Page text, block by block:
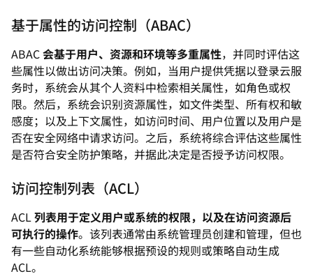
基于属性的访问控制（ABAC）
ABAC会基于用户、资源和环境等多重属性，并同时评估这
些属性以做出访问决策。例如，当用户提供凭据以登录云服
务时，系统会从其个人资料中检索相关属性，如角色或权
限。然后，系统会识别资源属性，如文件类型、所有权和敏
感度；以及上下文属性，如访问时间、用户位置以及用户是
否在安全网络中请求访问。之后，系统将综合评估这些属性
是否符合安全防护策略，并据此决定是否授予访问权限。
访问控制列表（ACL）
ACL列表用于定义用户或系统的权限，以及在访问资源后
可执行的操作。该列表通常由系统管理员创建和管理，但也
有一些自动化系统能够根据预设的规则或策略自动生成
ACL。